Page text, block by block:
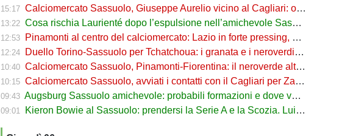
15:17 Calciomercato Sassuolo, Giuseppe Aurelio vicino al Cagliari: operazione in dirittura d’arrivo
13:22 Cosa rischia Laurienté dopo l’espulsione nell’amichevole Sassuolo-Celta Vigo
12:53 Pinamonti al centro del calciomercato: Lazio in forte pressing, Fiorentina osserva
12:24 Duello Torino-Sassuolo per Tchatchoua: i granata e i neroverdi valutano per l'ex Verona
10:40 Calciomercato Sassuolo, Pinamonti-Fiorentina: il neroverde alternativa a Pellegrino del Parma
10:15 Calciomercato Sassuolo, avviati i contatti con il Cagliari per Zappa
09:43 Augsburg Sassuolo amichevole: probabili formazioni e dove vederla in tv e streaming
09:01 Kieron Bowie al Sassuolo: prendersi la Serie A e la Scozia. Lui o Pinamonti: chi sarà titolare